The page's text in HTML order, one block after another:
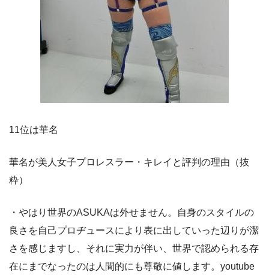
11位は華名
華名が美人女子プロレスラー・キレイと評判の理由（抜
粋）
・やはり世界のASUKAは外せません。自身のスタイルの
良さを自己プロヂュースにより表に出していった辺りが潔
さを感じますし、それに実力が伴い、世界で認められる存
在にまでなったのは人間的にも尊敬に値します。youtube